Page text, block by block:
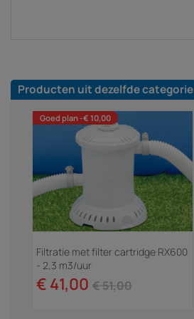
Producten uit dezelfde categorie
Goed plan -€ 10,00
Filtratie met filter cartridge RX600
- 2,3 m3/uur
€ 41,00 € 51,00